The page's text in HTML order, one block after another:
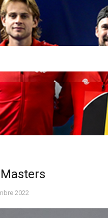
2022